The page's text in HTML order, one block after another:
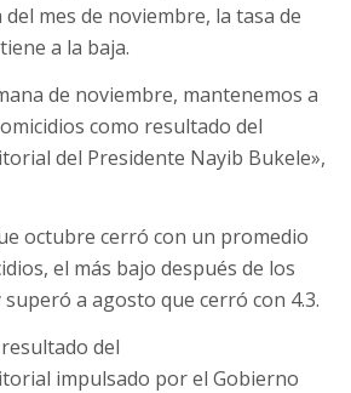
mes de noviembre, la tasa de
a la baja.
de noviembre, mantenemos a
como resultado del
del Presidente Nayib Bukele»,
octubre cerró con un promedio
el más bajo después de los
superó a agosto que cerró con 4.3.
del
impulsado por el Gobierno